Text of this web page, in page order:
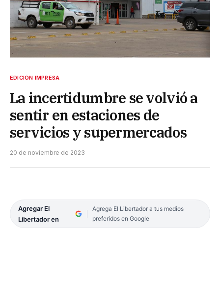
EDICIÓN IMPRESA
La incertidumbre se volvió a
sentir en estaciones de
servicios y supermercados
20 de noviembre de 2023
Agregar El
Libertador en
Agrega El Libertador a tus medios
preferidos en Google